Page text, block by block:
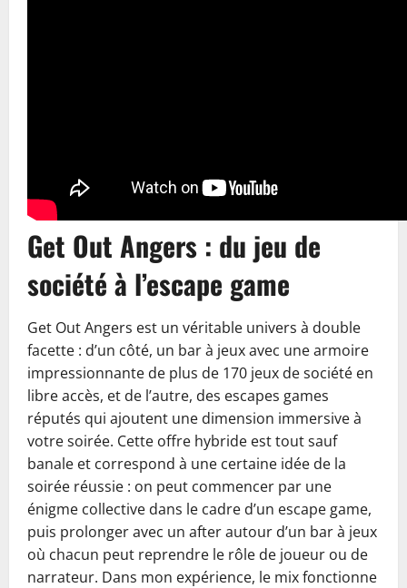
Get Out Angers : du jeu de
société à l’escape game
Get Out Angers est un véritable univers à double
facette : d’un côté, un bar à jeux avec une armoire
impressionnante de plus de 170 jeux de société en
libre accès, et de l’autre, des escapes games
réputés qui ajoutent une dimension immersive à
votre soirée. Cette offre hybride est tout sauf
banale et correspond à une certaine idée de la
soirée réussie : on peut commencer par une
énigme collective dans le cadre d’un escape game,
puis prolonger avec un after autour d’un bar à jeux
où chacun peut reprendre le rôle de joueur ou de
narrateur. Dans mon expérience, le mix fonctionne